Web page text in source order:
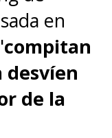
en
compitan
desvíen
de la